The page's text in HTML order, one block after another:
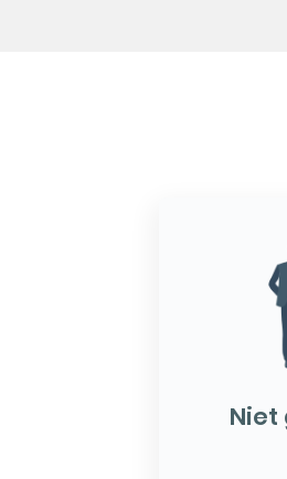
Niet